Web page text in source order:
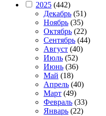
2025 (442)
Декабрь (51)
Ноябрь (35)
Октябрь (22)
Сентябрь (44)
Август (40)
Июль (52)
Июнь (36)
Май (18)
Апрель (40)
Март (49)
Февраль (33)
Январь (22)